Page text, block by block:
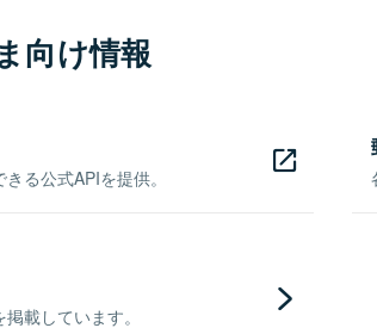
向け情報
る公式APIを提供。
載しています。